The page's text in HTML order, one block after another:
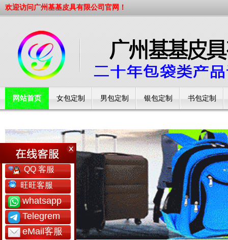
欢迎访问广州基基皮具有限公司官网！
网站首页 女包定制 男包定制 银包定制 书包定制
QQ 客服
旺旺客服
whatsapp
Telegrem
eMail客服